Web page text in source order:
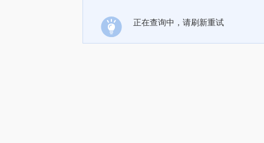
正在查询中，请刷新重试